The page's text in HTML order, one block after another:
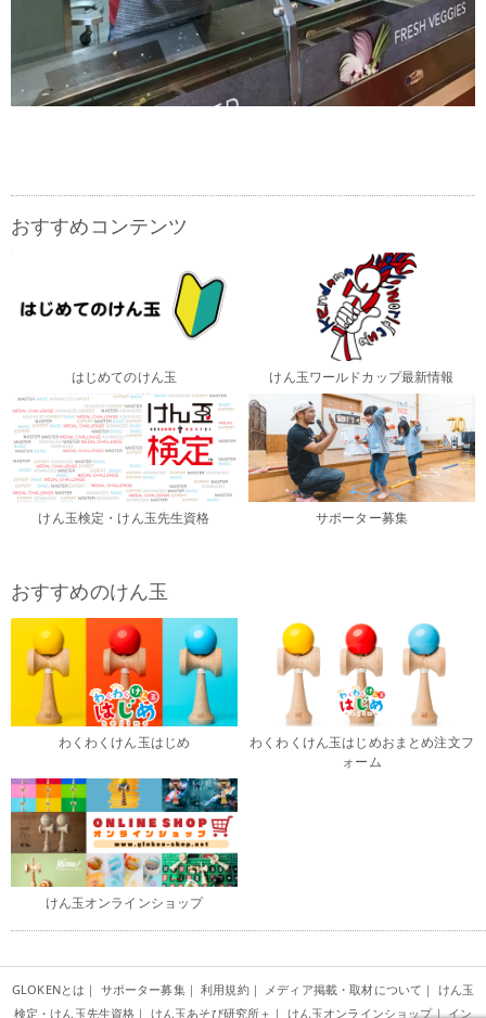
おすすめコンテンツ
はじめてのけん玉 けん玉ワールドカップ最新情報
けん玉検定・けん玉先生資格 サポーター募集
おすすめのけん玉
わくわくけん玉はじめ
わくわくけん玉はじめおまとめ注文フ
ォーム
けん玉オンラインショップ
GLOKENとは ｜ サポーター募集｜ 利用規約｜ メディア掲載・取材について ｜ けん玉
検定・けん玉先生資格 ｜ けん玉あそび研究所＋ ｜ けん玉オンラインショップ｜ イン